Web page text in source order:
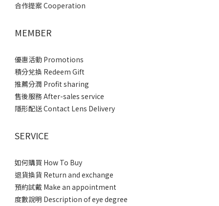
合作提案 Cooperation
MEMBER
優惠活動 Promotions
積分兌換 Redeem Gift
推薦分潤 Profit sharing
售後服務 After-sales service
隱形配送 Contact Lens Delivery
SERVICE
如何購買 How To Buy
退貨換貨 Return and exchange
預約試戴 Make an appointment
度數說明 Description of eye degree